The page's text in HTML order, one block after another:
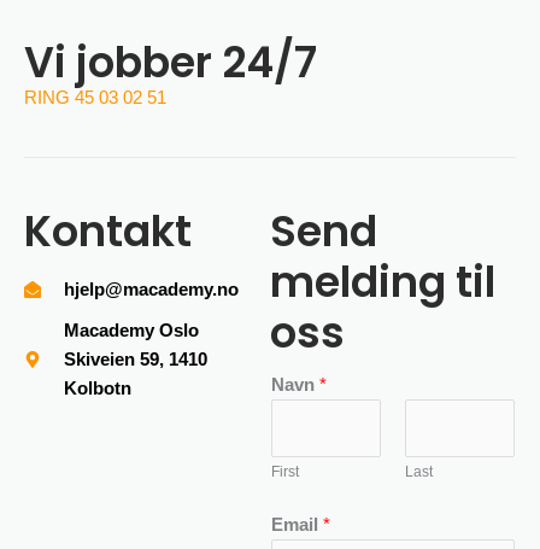
Vi jobber 24/7
RING 45 03 02 51
Kontakt
hjelp@macademy.no
Macademy Oslo
Skiveien 59, 1410
Kolbotn
Send
melding til
oss
Navn *
First Last
Email *